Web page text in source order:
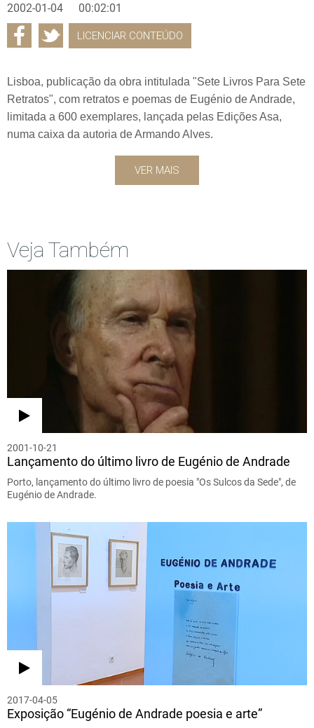
2002-01-04 00:02:01
LICENCIAR CONTEÚDO
Lisboa, publicação da obra intitulada "Sete Livros Para Sete
Retratos", com retratos e poemas de Eugénio de Andrade,
limitada a 600 exemplares, lançada pelas Edições Asa,
numa caixa da autoria de Armando Alves.
VER MAIS
Veja Também
2001-10-21
Lançamento do último livro de Eugénio de Andrade
Porto, lançamento do último livro de poesia "Os Sulcos da Sede", de
Eugénio de Andrade.
2017-04-05
Exposição “Eugénio de Andrade poesia e arte”